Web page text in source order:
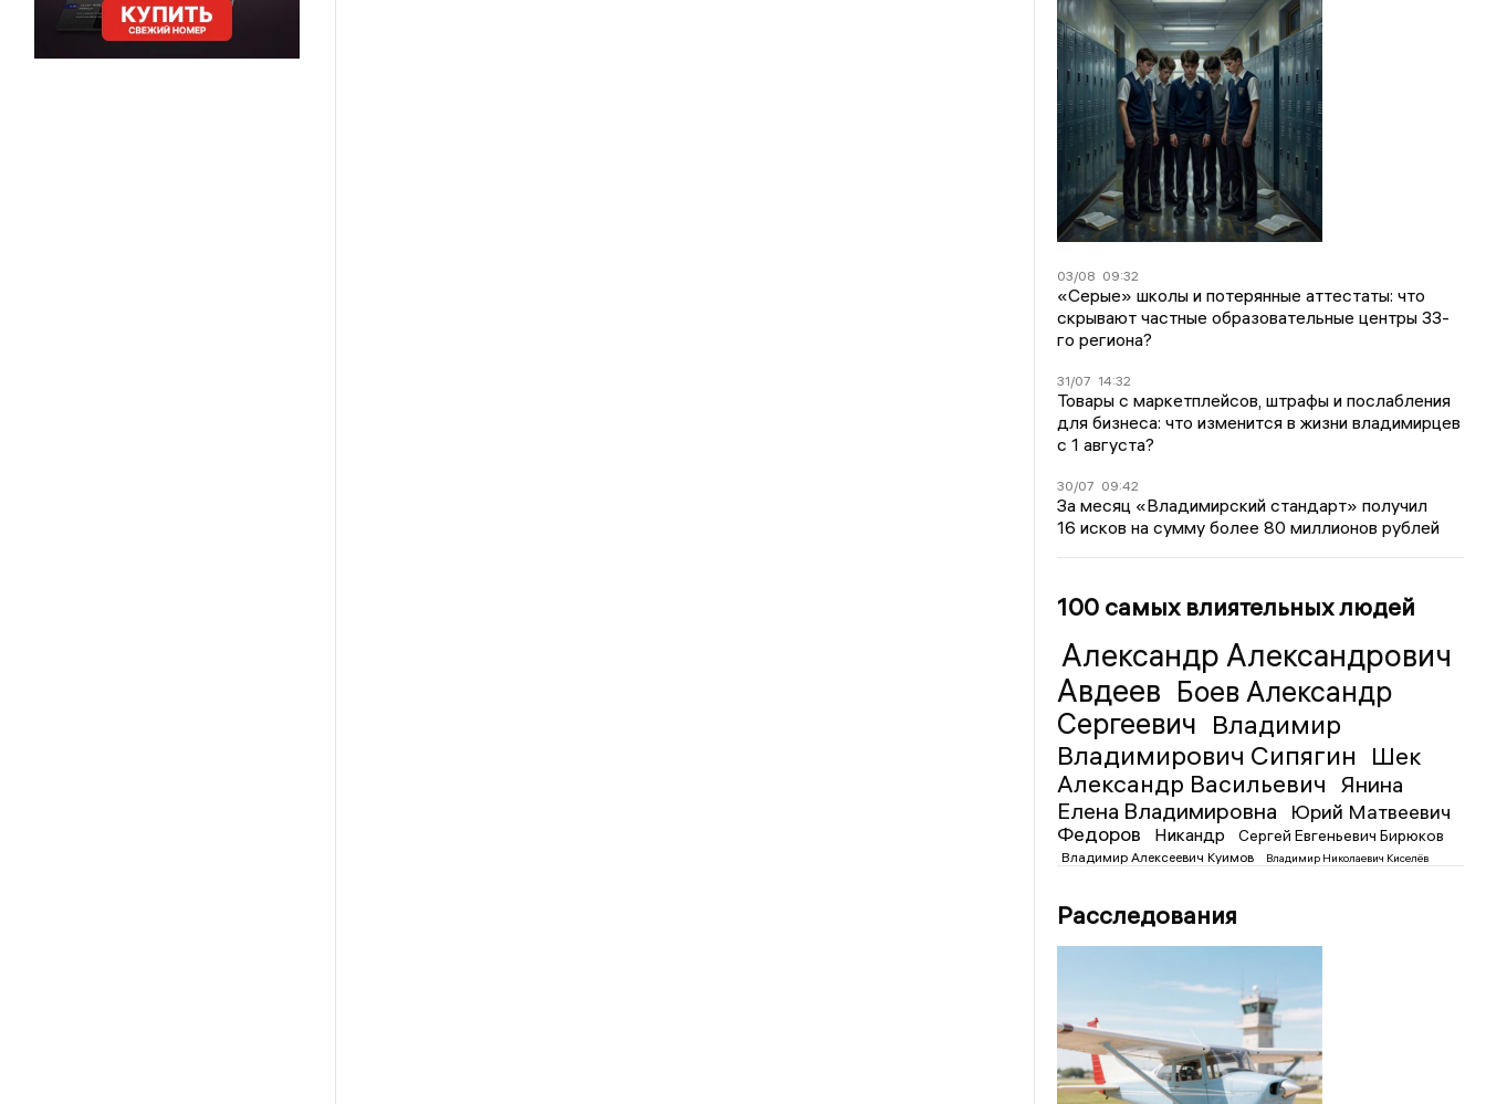
03/08 09:32
«Серые» школы и потерянные аттестаты: что
скрывают частные образовательные центры 33-
го региона?
31/07 14:32
Товары с маркетплейсов, штрафы и послабления
для бизнеса: что изменится в жизни владимирцев
с 1 августа?
30/07 09:42
За месяц «Владимирский стандарт» получил
16 исков на сумму более 80 миллионов рублей
100 самых влиятельных людей
Александр Александрович
Авдеев Боев Александр
Сергеевич Владимир
Владимирович Сипягин Шек
Александр Васильевич
Янина
Елена Владимировна
Юрий Матвеевич
Федоров
Никандр Сергей Евгеньевич Бирюков
Владимир Алексеевич Куимов Владимир Николаевич Киселёв
Расследования